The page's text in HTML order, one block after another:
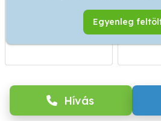
Hívás
hanem okosan,
Egyenleg